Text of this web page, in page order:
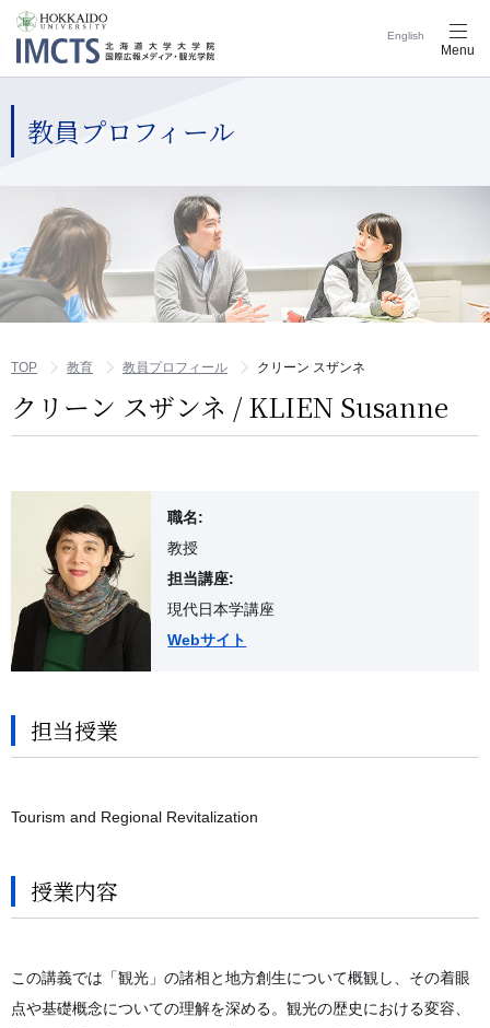
English
メ
ュ
シ
Menu
教員プロフィール
TOP 教育 教員プロフィール クリーン スザンネ
クリーン スザンネ / KLIEN Susanne
職名:
教授
担当講座:
現代日本学講座
Webサイト
担当授業
Tourism and Regional Revitalization
授業内容
この講義では「観光」の諸相と地方創生について概観し、その着眼
点や基礎概念についての理解を深める。観光の歴史における変容、